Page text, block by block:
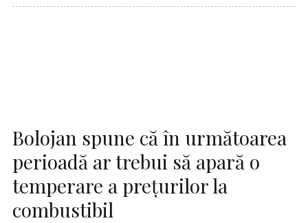
Bolojan spune că în următoarea
perioadă ar trebui să apară o
temperare a preţurilor la
combustibil